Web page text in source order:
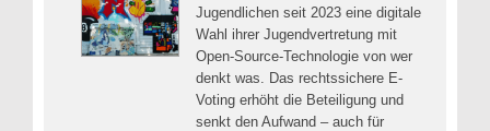
Jugendlichen seit 2023 eine digitale
Wahl ihrer Jugendvertretung mit
Open-Source-Technologie von wer
denkt was. Das rechtssichere E-
Voting erhöht die Beteiligung und
senkt den Aufwand – auch für